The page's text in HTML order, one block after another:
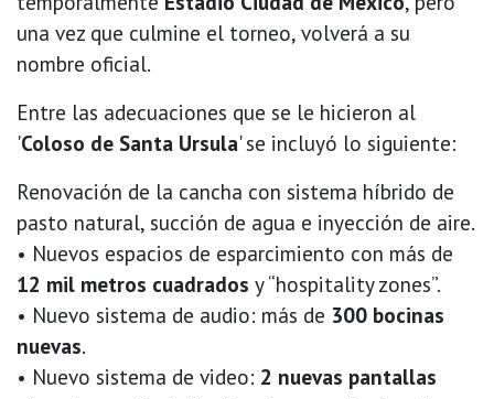
una vez que culmine el torneo, volverá a su
nombre oficial.
Entre las adecuaciones que se le hicieron al
'Coloso de Santa Ursula' se incluyó lo siguiente:
Renovación de la cancha con sistema híbrido de
pasto natural, succión de agua e inyección de aire.
• Nuevos espacios de esparcimiento con más de
12 mil metros cuadrados y “hospitality zones”.
• Nuevo sistema de audio: más de 300 bocinas
nuevas.
• Nuevo sistema de video: 2 nuevas pantallas